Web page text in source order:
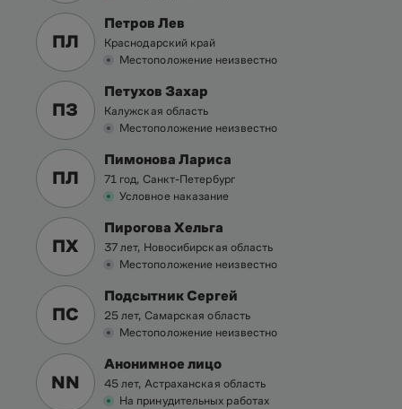
ПЛ
Петров Лев
Краснодарский край
Местоположение неизвестно
ПЗ
Петухов Захар
Калужская область
Местоположение неизвестно
ПЛ
Пимонова Лариса
71 год, Санкт-Петербург
Условное наказание
ПХ
Пирогова Хельга
37 лет, Новосибирская область
Местоположение неизвестно
ПС
Подсытник Сергей
25 лет, Самарская область
Местоположение неизвестно
NN
Анонимное лицо
45 лет, Астраханская область
На принудительных работах